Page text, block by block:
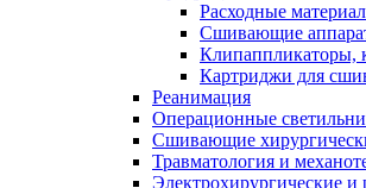
Расходные
Сшивающие
Клипаппликаторы,
Картриджи для
Реанимация
Операционные
Сшивающие
Травматология и
Электрохирургические и